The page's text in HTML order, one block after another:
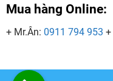
Mua hàng Online:
+ Mr.Ân: 0911 794 953 +